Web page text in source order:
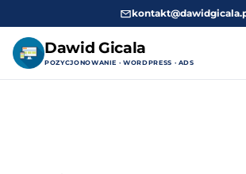
Dawid Gicala
POZYCJONOWANIE · WORDPRESS · ADS